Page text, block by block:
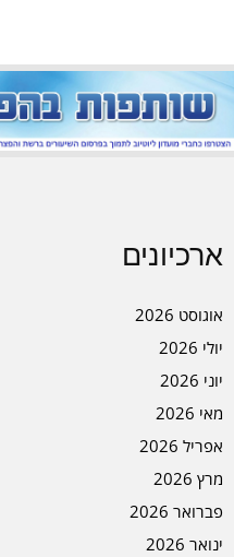
ארכיונים
אוגוסט 2026
יולי 2026
יוני 2026
מאי 2026
אפריל 2026
מרץ 2026
פברואר 2026
ינואר 2026